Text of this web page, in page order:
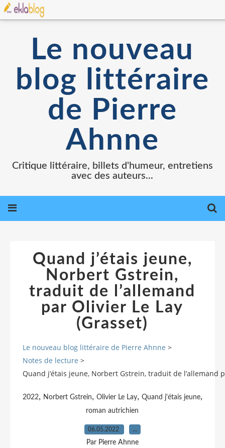
Le nouveau
blog littéraire
de Pierre
Ahnne
Critique littéraire, billets d'humeur, entretiens
avec des auteurs...
Quand j’étais jeune,
Norbert Gstrein,
traduit de l’allemand
par Olivier Le Lay
(Grasset)
Le nouveau blog littéraire de Pierre Ahnne >
Notes de lecture >
Quand j’étais jeune, Norbert Gstrein, traduit de l’allemand
2022, Norbert Gstrein, Olivier Le Lay, Quand j'étais jeune,
roman autrichien
06.05.2022 …
Par Pierre Ahnne